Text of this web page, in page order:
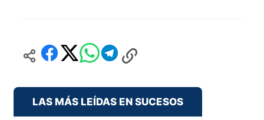
LAS MÁS LEÍDAS EN SUCESOS